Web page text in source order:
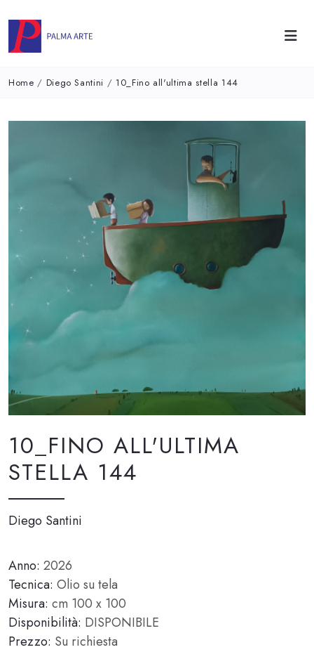
Home / Diego Santini / 10_Fino all'ultima stella 144
10_FINO ALL'ULTIMA
STELLA 144
Diego Santini
Anno: 2026
Tecnica: Olio su tela
Misura: cm 100 x 100
Disponibilità: DISPONIBILE
Prezzo: Su richiesta